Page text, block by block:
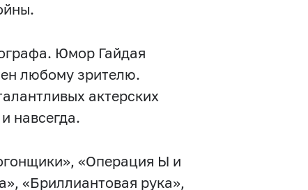
Юмор Гайдая
любому зрителю.
актерских
навсегда.
«Операция Ы и
«Бриллиантовая рука»,